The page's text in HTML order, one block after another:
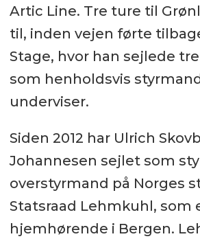
Artic Line. Tre ture til
til, inden vejen førte
Stage, hvor han sejlede
som henholdsvis
underviser.
Siden 2012 har Ulrich
Johannesen sejlet som
overstyrmand på Norges
Statsraad Lehmkuhl, som
hjemhørende i Bergen.